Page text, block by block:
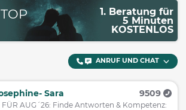
1. Beratung für
5 Minuten
KOSTENLOS
ANRUF UND CHAT
Sara 9509
AUG´26: Finde Antworten & Kompetenz: